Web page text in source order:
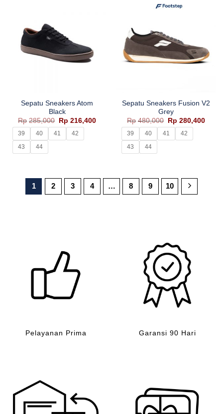
Sepatu Sneakers Atom
Black
Rp 285,000
Harga
aslinya
adalah:
Rp285,000.
Rp 216,400Harga
Rp216,400.
39 40 41
42
43
44
Sepatu Sneakers Fusion V2
Grey
Rp 480,000
Harga
aslinya
adalah:
Rp480,000.
Rp 280,400
39 40 41
42
43
44
1 2 3 4 … 8 9 10
Pelayanan Prima Garansi 90 Hari